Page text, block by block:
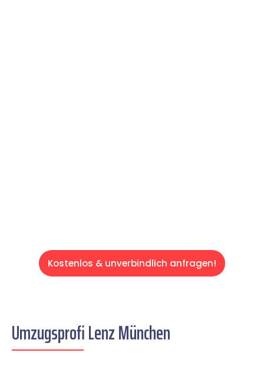
Kostenlos & unverbindlich anfragen!
Umzugsprofi Lenz München